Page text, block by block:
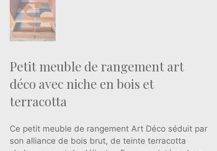
Petit meuble de rangement art
déco avec niche en bois et
terracotta
Ce petit meuble de rangement Art Déco séduit par
son alliance de bois brut, de teinte terracotta